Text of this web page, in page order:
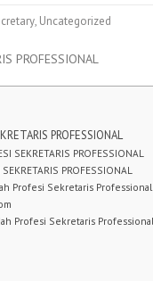
, Uncategorized
PROFESSIONAL
PROFESSIONAL
SEKRETARIS PROFESSIONAL
PROFESSIONAL
Profesi Sekretaris
Profesi Sekretaris